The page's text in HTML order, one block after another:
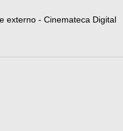
externo - Cinemateca Digital